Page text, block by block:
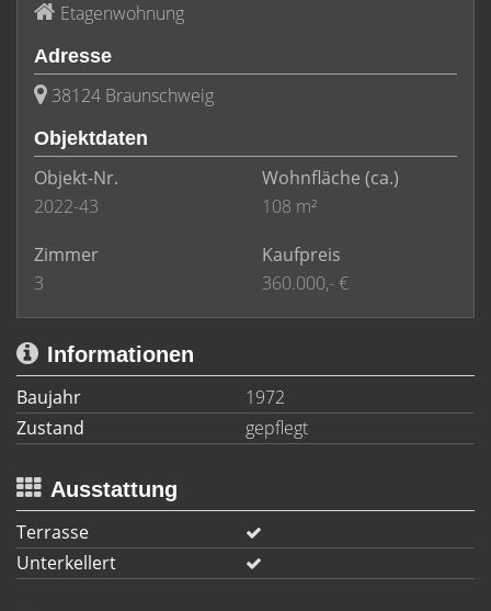
Etagenwohnung
Adresse
38124 Braunschweig
Objektdaten
Objekt-Nr.
2022-43
Wohnfläche (ca.)
108 m²
Zimmer
3
Kaufpreis
360.000,- €
Informationen
Baujahr
1972
Zustand
gepflegt
Ausstattung
Terrasse
Unterkellert